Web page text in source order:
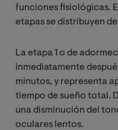
funciones fisiológicas.
etapas se distribuyen
La etapa 1 o de
inmediatamente
minutos, y representa
tiempo de sueño total.
una disminución del
oculares lentos.